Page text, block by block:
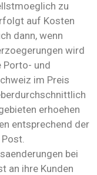
zu
auf Kosten
dann, wenn
wird
Porto- und
im Preis
erhoehen
entsprechend der
bei
an ihre Kunden